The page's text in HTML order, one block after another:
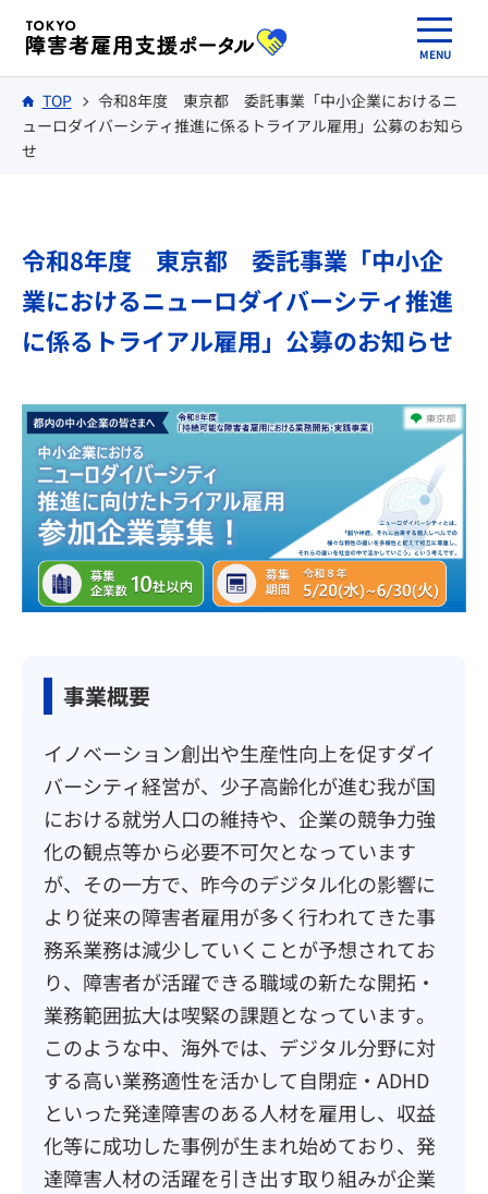
TOP
令和8年度 東京都 委託事業「中小企業におけるニ
ューロダイバーシティ推進に係るトライアル雇用」公募のお知ら
せ
令和8年度 東京都 委託事業 「中小企
業におけるニューロダイバーシティ推進
に係るトライアル雇用」公募のお知らせ
事業概要
イノベーション創出や生産性向上を促すダイ
バーシティ経営が、少子高齢化が進む我が国
における就労人口の維持や、企業の競争力強
化の観点等から必要不可欠となっています
が、その一方で、昨今のデジタル化の影響に
より従来の障害者雇用が多く行われてきた事
務系業務は減少していくことが予想されてお
り、障害者が活躍できる職域の新たな開拓・
業務範囲拡大は喫緊の課題となっています。
このような中、海外では、デジタル分野に対
する高い業務適性を活かして自閉症・ADHD
といった発達障害のある人材を雇用し、収益
化等に成功した事例が生まれ始めており、発
達障害人材の活躍を引き出す取り組みが企業